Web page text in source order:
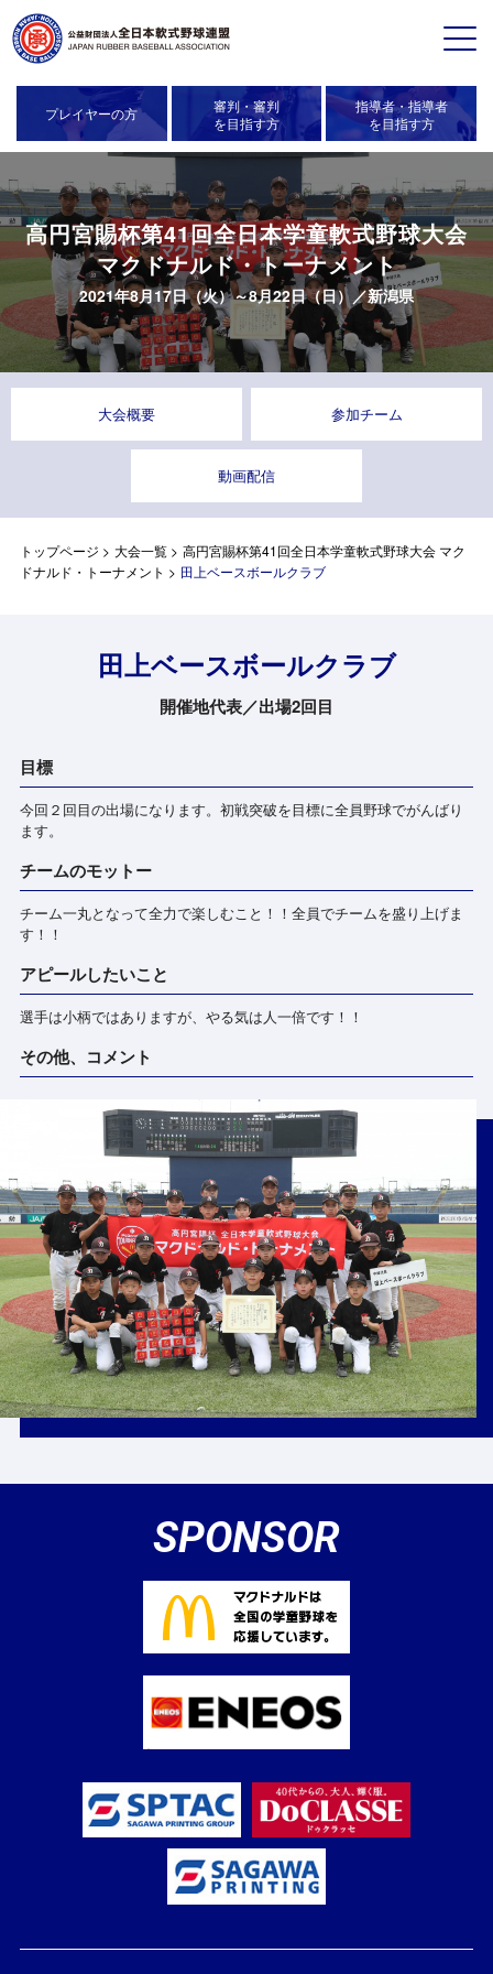
プレイヤーの方
審判・審判
を目指す方
指導者・指導者
を目指す方
高円宮賜杯第41回全日本学童軟式野球大会
マクドナルド・トーナメント
2021年8月17日（火）～8月22日（日）／新潟県
大会概要 参加チーム
動画配信
トップページ > 大会一覧> 高円宮賜杯第41回全日本学童軟式野球大会 マク
ドナルド・トーナメント > 田上ベースボールクラブ
田上ベースボールクラブ
開催地代表／出場2回目
目標
今回２回目の出場になります。初戦突破を目標に全員野球でがんばり
ます。
チームのモットー
チーム一丸となって全力で楽しむこと！！全員でチームを盛り上げま
す！！
アピールしたいこと
選手は小柄ではありますが、やる気は人一倍です！！
その他、コメント
SPONSOR